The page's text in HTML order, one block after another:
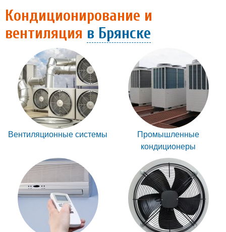
Кондиционирование и
вентиляция в Брянске
Вентиляционные системы
Промышленные
кондиционеры